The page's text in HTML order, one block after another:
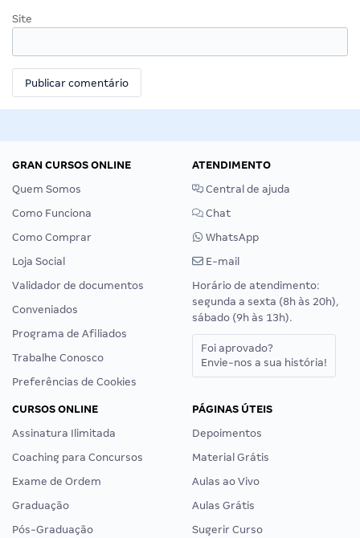
Site
GRAN CURSOS ONLINE
Quem Somos
Como Funciona
Como Comprar
Loja Social
Validador de documentos
Conveniados
Programa de Afiliados
Trabalhe Conosco
Preferências de Cookies
ATENDIMENTO
Central de ajuda
Chat
WhatsApp
E-mail
Horário de atendimento:
segunda a sexta (8h às 20h),
sábado (9h às 13h).
Foi aprovado?
Envie-nos a sua história!
CURSOS ONLINE
Assinatura Ilimitada
Coaching para Concursos
Exame de Ordem
Graduação
Pós-Graduação
PÁGINAS ÚTEIS
Depoimentos
Material Grátis
Aulas ao Vivo
Aulas Grátis
Sugerir Curso